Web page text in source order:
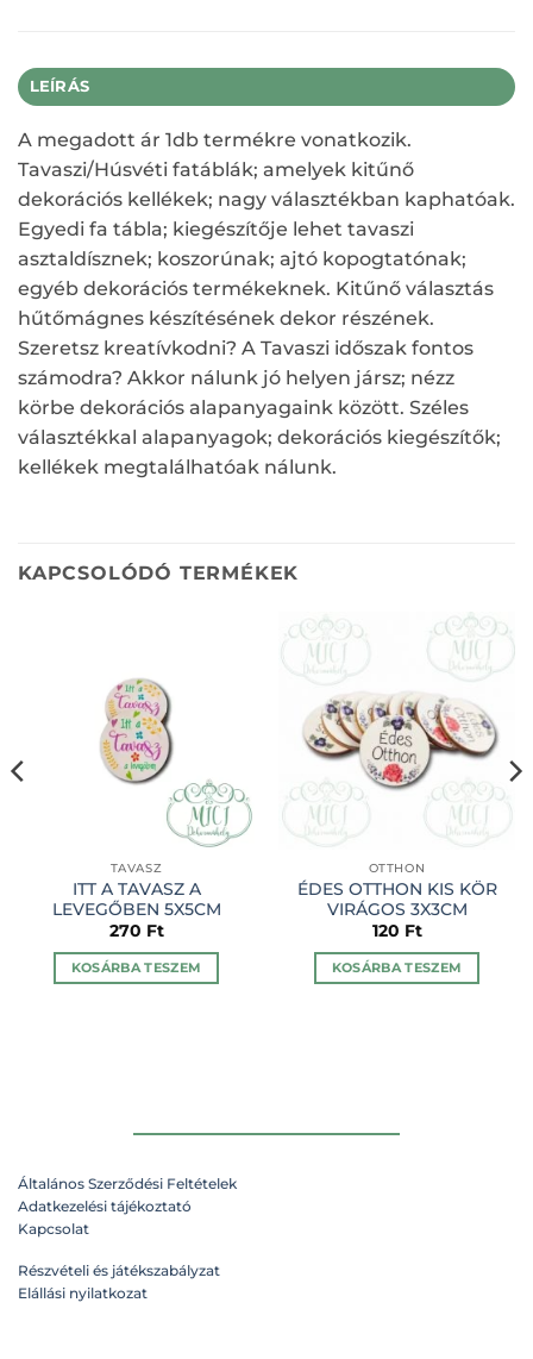
LEÍRÁS
A megadott ár 1db termékre vonatkozik.
Tavaszi/Húsvéti fatáblák; amelyek kitűnő
dekorációs kellékek; nagy választékban kaphatóak.
Egyedi fa tábla; kiegészítője lehet tavaszi
asztaldísznek; koszorúnak; ajtó kopogtatónak;
egyéb dekorációs termékeknek. Kitűnő választás
hűtőmágnes készítésének dekor részének.
Szeretsz kreatívkodni? A Tavaszi időszak fontos
számodra? Akkor nálunk jó helyen jársz; nézz
körbe dekorációs alapanyagaink között. Széles
választékkal alapanyagok; dekorációs kiegészítők;
kellékek megtalálhatóak nálunk.
KAPCSOLÓDÓ TERMÉKEK
TAVASZ
ITT A TAVASZ A
LEVEGŐBEN 5X5CM
270 Ft
KOSÁRBA TESZEM
OTTHON
ÉDES OTTHON KIS KÖR
VIRÁGOS 3X3CM
120 Ft
KOSÁRBA TESZEM
Általános Szerződési Feltételek
Adatkezelési tájékoztató
Kapcsolat
Részvételi és játékszabályzat
Elállási nyilatkozat